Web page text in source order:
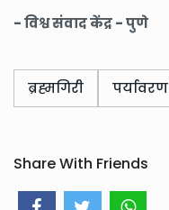
- विश्व संवाद केंद्र - पुणे
ब्रह्मगिरी पर्यावरण
Share With Friends